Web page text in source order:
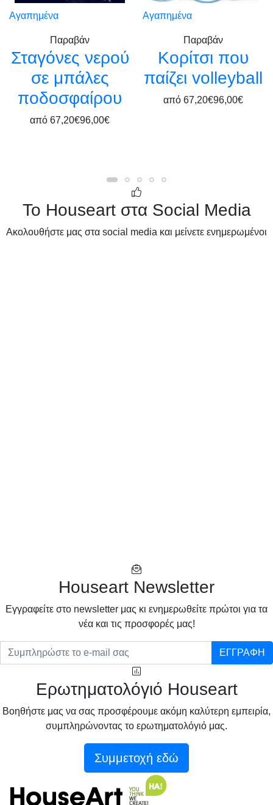
Αγαπημένα
Παραβάν
Σταγόνες νερού
σε μπάλες
ποδοσφαίρου
από 67,20€96,00€
Αγαπημένα
Παραβάν
Κορίτσι που
παίζει volleyball
από 67,20€96,00€
Το Houseart στα Social Media
Ακολουθήστε μας στα social media και μείνετε ενημερωμένοι
Houseart Newsletter
Eγγραφείτε στο newsletter μας κι ενημερωθείτε πρώτοι για τα
νέα και τις προσφορές μας!
ΕΓΓΡΑΦΗ
Ερωτηματολόγιό Houseart
Βοηθήστε μας να σας προσφέρουμε ακόμη καλύτερη εμπειρία,
συμπληρώνοντας το ερωτηματολόγιό μας.
Συμμετοχή εδώ